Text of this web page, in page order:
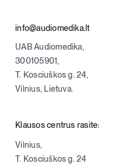
info@audiomedika.lt
UAB Audiomedika,
300105901,
T. Kosciuškos g. 24,
Vilnius, Lietuva.
Klausos centrus rasite:
Vilnius,
T. Kosciuškos g. 24